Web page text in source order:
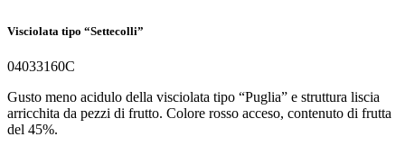
Visciolata tipo “Settecolli”
04033160C
Gusto meno acidulo della visciolata tipo “Puglia” e struttura liscia
arricchita da pezzi di frutto. Colore rosso acceso, contenuto di frutta
del 45%.